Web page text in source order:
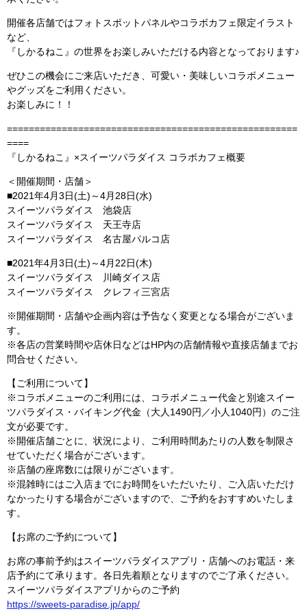
開催各店舗ではフォトスポットパネルやコラボカフェ限定イラスト
など、
『しかるねこ』の世界をお楽しみいただける内容となっております♪
ぜひこの機会にご来店いただき、可愛い・美味しいコラボメニュー
やグッズをご利用ください。
お楽しみに！！
=====================================================
====
『しかるねこ』×スイーツパラダイス コラボカフェ概要
＜開催期間・店舗＞
■2021年4月3日(土)～4月28日(水)
スイーツパラダイス 池袋店
スイーツパラダイス 天王寺店
スイーツパラダイス 名古屋パルコ店
■2021年4月3日(土)～4月22日(木)
スイーツパラダイス 川崎ダイス店
スイーツパラダイス クレフィ三宮店
※開催期間・店舗や企画内容は予告なく変更となる場合がございま
す。
※各店の営業時間や店休日などはHP内の店舗情報や直接店舗までお
問合せください。
【ご利用について】
※コラボメニューのご利用には、コラボメニュー代金と別途スイー
ツパラダイス・バイキング代金（大人1490円／小人1040円）のご注
文が必要です。
※開催店舗ごとに、状況により、ご利用時間あたりの人数を制限さ
せていただく場合がございます。
※店舗の座席数には限りがございます。
※混雑時にはご入店までにお時間をいただいたり、ご入店いただけ
なかったりする場合がございますので、ご予約をおすすめいたしま
す。
【お席のご予約について】
お席の事前予約はスイーツパラダイスアプリ・店舗へのお電話・来
店予約にて承ります。各日先着順となりますのでご了承ください。
スイーツパラダイスアプリからのご予約
https://sweets-paradise.jp/app/